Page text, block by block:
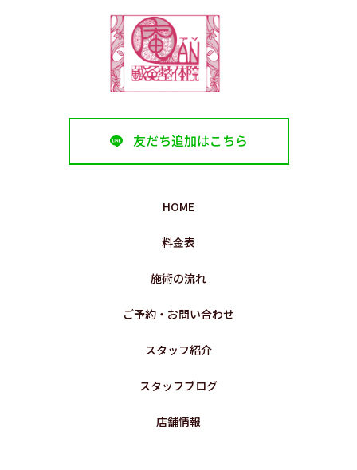
友だち追加はこちら
HOME
料金表
施術の流れ
ご予約・お問い合わせ
スタッフ紹介
スタッフブログ
店舗情報